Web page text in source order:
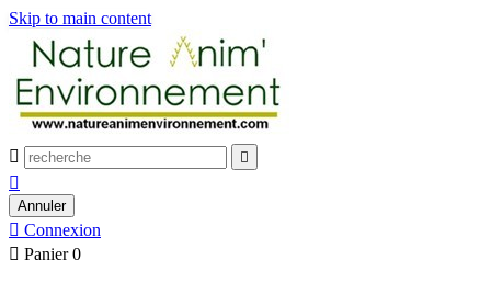
Skip to main content
 

Annuler
 Connexion
 Panier 0